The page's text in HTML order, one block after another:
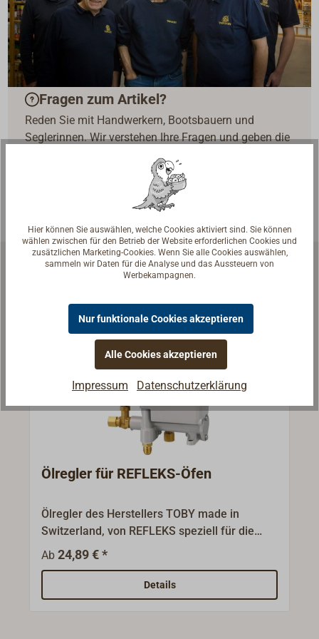
Fragen zum Artikel?
Reden Sie mit Handwerkern, Bootsbauern und
Seglerinnen. Wir verstehen Ihre Fragen und geben die
Experten kontaktieren
Ölregler für REFLEKS-Öfen
Ölregler des Herstellers TOBY made in
Switzerland, von REFLEKS speziell für die
verschiedenen Öfen vorjustiert. Der TOBY-
Ölregler DVR VR 5 ist ein seit Jahrzehnten
bewährter Einkammer-Regler für
Ölheizgeräte, die nach dem
Ab24,89 € *
Details
Hier können Sie auswählen, welche Cookies aktiviert sind. Sie können
wählen zwischen für den Betrieb der Website erforderlichen Cookies und
zusätzlichen Marketing-Cookies. Wenn Sie alle Cookies auswählen,
sammeln wir Daten für die Analyse und das Aussteuern von
Werbekampagnen.
Nur funktionale Cookies akzeptieren
Alle Cookies akzeptieren
Impressum Datenschutzerklärung